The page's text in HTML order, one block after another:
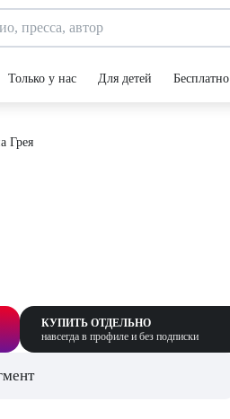
Только у нас Для детей Бесплатно
Грея
КУПИТЬ ОТДЕЛЬНО
навсегда в профиле и без подписки